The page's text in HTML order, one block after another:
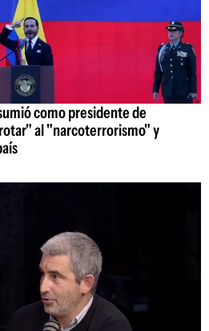
como presidente de
al "narcoterrorismo" y